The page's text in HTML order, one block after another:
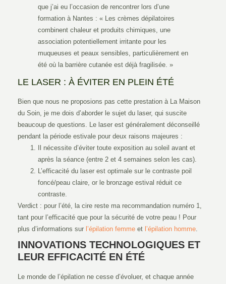
que j’ai eu l’occasion de rencontrer lors d’une
formation à Nantes : « Les crèmes dépilatoires
combinent chaleur et produits chimiques, une
association potentiellement irritante pour les
muqueuses et peaux sensibles, particulièrement en
été où la barrière cutanée est déjà fragilisée. »
LE LASER : À ÉVITER EN PLEIN ÉTÉ
Bien que nous ne proposions pas cette prestation à La Maison
du Soin, je me dois d’aborder le sujet du laser, qui suscite
beaucoup de questions. Le laser est généralement déconseillé
pendant la période estivale pour deux raisons majeures :
Il nécessite d’éviter toute exposition au soleil avant et
après la séance (entre 2 et 4 semaines selon les cas).
L’efficacité du laser est optimale sur le contraste poil
foncé/peau claire, or le bronzage estival réduit ce
contraste.
Verdict : pour l’été, la cire reste ma recommandation numéro 1,
tant pour l’efficacité que pour la sécurité de votre peau ! Pour
plus d’informations sur l’épilation femme et l’épilation homme.
INNOVATIONS TECHNOLOGIQUES ET
LEUR EFFICACITÉ EN ÉTÉ
Le monde de l’épilation ne cesse d’évoluer, et chaque année